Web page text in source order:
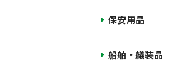
保安用品
船舶・艤装品